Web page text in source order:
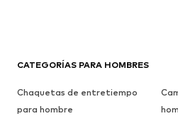
CATEGORÍAS PARA HOMBRES
Chaquetas de entretiempo
para hombre